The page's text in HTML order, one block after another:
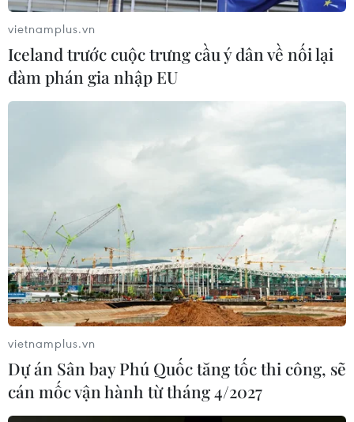
Diện mạo mới của sự nam tính trong BST
Điều thú vị của bộ sưu tập đến từ kỹ thuật xử lý cổ áo và
vai áo kiểu mới, các tùy chọn áo khoác một hoặc hai
hàng khuy, cũng như sự tái xuất của bộ tuxedo phóng
khoáng hiện đại trên chất liệu lụa.
vietnamplus.vn
Iceland trước cuộc trưng cầu ý dân về nối lại
đàm phán gia nhập EU
vietnamplus.vn
Dự án Sân bay Phú Quốc tăng tốc thi công, sẽ
cán mốc vận hành từ tháng 4/2027